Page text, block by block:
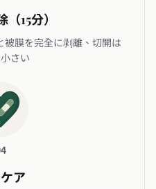
15分）
膜を完全に剥離、切開は
さい
ア